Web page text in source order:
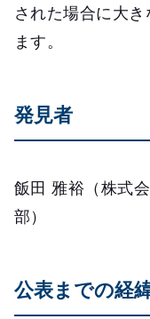
された場合に大
ます。
発見者
飯田 雅裕（株式
部）
公表までの経